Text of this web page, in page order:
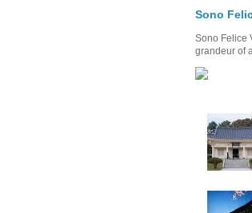
Sono
Sono Felice
grandeur of